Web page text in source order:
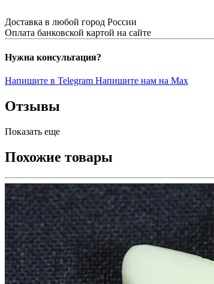
Доставка в любой город России
Оплата банковской картой на сайте
Нужна консультация?
Напишите в Telegram Напишите нам на Max
Отзывы
Показать еще
Похожие товары